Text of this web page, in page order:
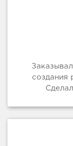
создания